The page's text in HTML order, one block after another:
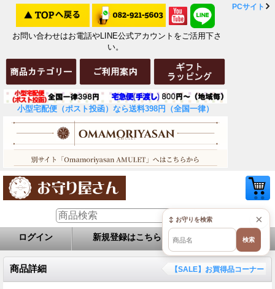
お問い合わせはお電話やLINE公式アカウントをご活用下さ
い。
小型宅配便（ポスト投函）なら送料398円（全国一律）
PCサイト
ログイン 新規登録はこちら お問い合せ
商品詳細 【SALE】お買得品コーナー
×
↕ お守りを検索
検索